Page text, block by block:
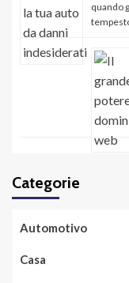
quando
Categorie
Automotivo
Casa